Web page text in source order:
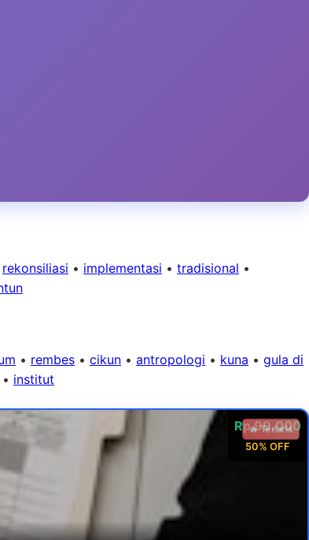
rekonsiliasi • implementasi • tradisional •
• rembes • cikun • antropologi • kuna • gula di
• institut
Rp 99.000
50% OFF
🔥 Terlaris